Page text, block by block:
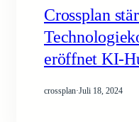
Crossplan
eröffnet KI-
crossplan·Juli 18, 2024